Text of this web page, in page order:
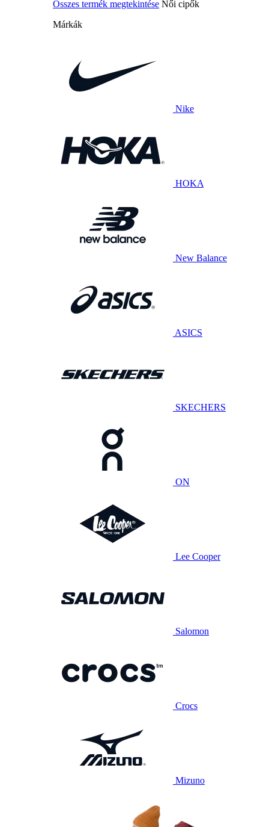
Összes termék megtekintése Női cipők
Márkák
Nike
HOKA
New Balance
ASICS
SKECHERS
ON
Lee Cooper
Salomon
Crocs
Mizuno